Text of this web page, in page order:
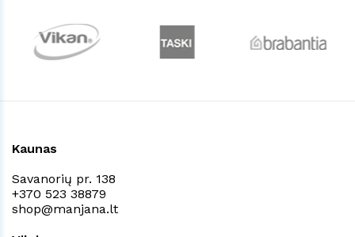
Kaunas
Savanorių pr. 138
+370 523 38879
shop@manjana.lt